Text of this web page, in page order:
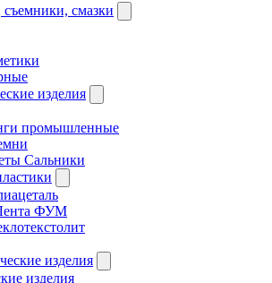
смазки
изделия
промышленные
Сальники
ФУМ
изделия
изделия